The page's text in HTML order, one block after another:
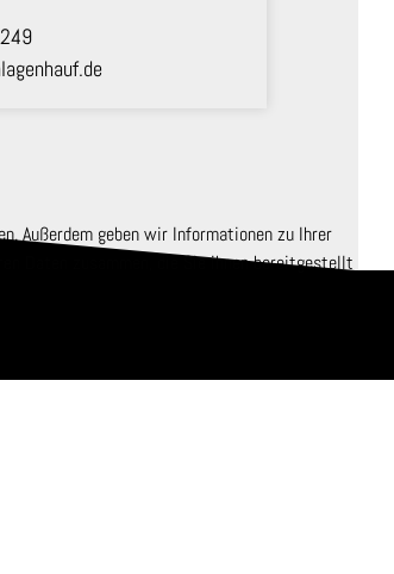
Außerdem geben wir Informationen zu Ihrer
Daten zusammen, die Sie ihnen bereitgestellt